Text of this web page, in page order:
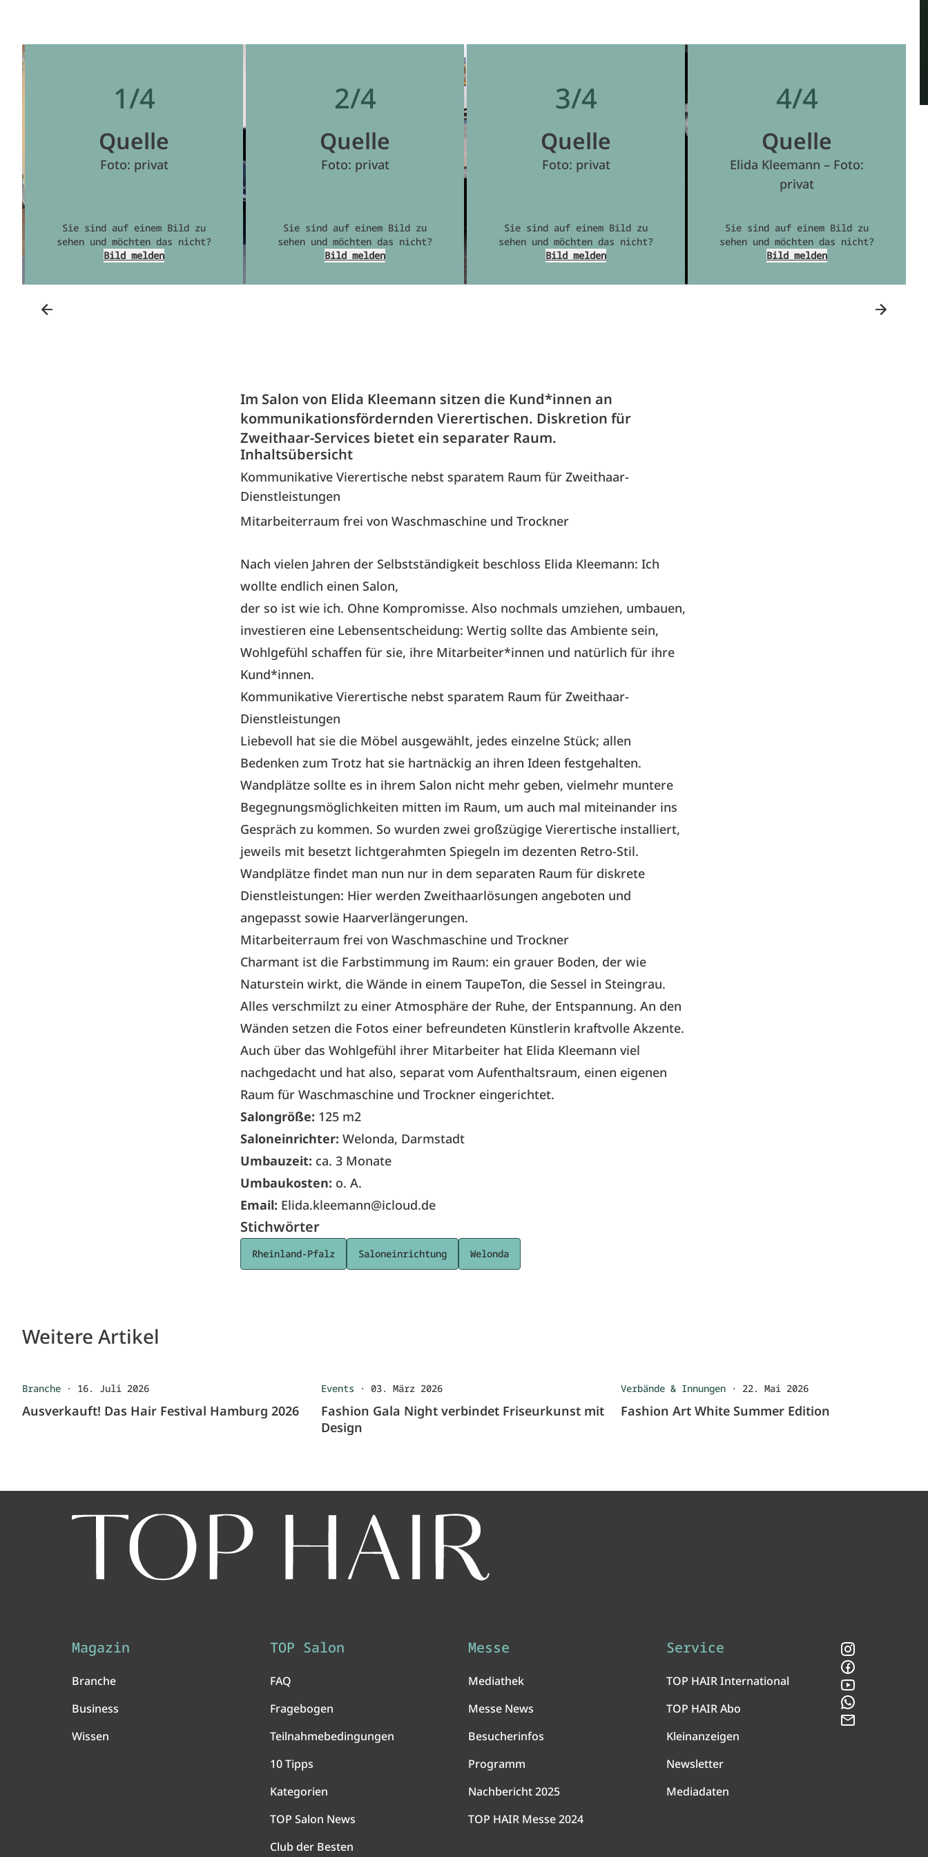
1/4
Quelle
Foto: privat
Sie sind auf einem Bild zu
sehen und möchten das nicht?
Bild melden
2/4
Quelle
Foto: privat
Sie sind auf einem Bild zu
sehen und möchten das nicht?
Bild melden
3/4
Quelle
Foto: privat
Sie sind auf einem Bild zu
sehen und möchten das nicht?
Bild melden
4/4
Quelle
Elida Kleemann – Foto:
privat
Sie sind auf einem Bild zu
sehen und möchten das nicht?
Bild melden
Im Salon von Elida Kleemann sitzen die Kund*innen an
kommunikationsfördernden Vierertischen. Diskretion für
Zweithaar-Services bietet ein separater Raum.
Inhaltsübersicht
Kommunikative Vierertische nebst sparatem Raum für Zweithaar-
Dienstleistungen
Mitarbeiterraum frei von Waschmaschine und Trockner
Nach vielen Jahren der Selbstständigkeit beschloss Elida Kleemann: Ich
wollte endlich einen Salon,
der so ist wie ich. Ohne Kompromisse. Also nochmals umziehen, umbauen,
investieren eine Lebensentscheidung: Wertig sollte das Ambiente sein,
Wohlgefühl schaffen für sie, ihre Mitarbeiter*innen und natürlich für ihre
Kund*innen.
Kommunikative Vierertische nebst sparatem Raum für Zweithaar-
Dienstleistungen
Liebevoll hat sie die Möbel ausgewählt, jedes einzelne Stück; allen
Bedenken zum Trotz hat sie hartnäckig an ihren Ideen festgehalten.
Wandplätze sollte es in ihrem Salon nicht mehr geben, vielmehr muntere
Begegnungsmöglichkeiten mitten im Raum, um auch mal miteinander ins
Gespräch zu kommen. So wurden zwei großzügige Vierertische installiert,
jeweils mit besetzt lichtgerahmten Spiegeln im dezenten Retro-Stil.
Wandplätze findet man nun nur in dem separaten Raum für diskrete
Dienstleistungen: Hier werden Zweithaarlösungen angeboten und
angepasst sowie Haarverlängerungen.
Mitarbeiterraum frei von Waschmaschine und Trockner
Charmant ist die Farbstimmung im Raum: ein grauer Boden, der wie
Naturstein wirkt, die Wände in einem TaupeTon, die Sessel in Steingrau.
Alles verschmilzt zu einer Atmosphäre der Ruhe, der Entspannung. An den
Wänden setzen die Fotos einer befreundeten Künstlerin kraftvolle Akzente.
Auch über das Wohlgefühl ihrer Mitarbeiter hat Elida Kleemann viel
nachgedacht und hat also, separat vom Aufenthaltsraum, einen eigenen
Raum für Waschmaschine und Trockner eingerichtet.
Salongröße: 125 m2
Saloneinrichter: Welonda, Darmstadt
Umbauzeit: ca. 3 Monate
Umbaukosten: o. A.
Email: Elida.kleemann@icloud.de
Stichwörter
Rheinland-Pfalz Saloneinrichtung Welonda
Weitere Artikel
Branche · 16. Juli 2026
Ausverkauft! Das Hair Festival Hamburg 2026
Events ·03. März 2026
Fashion Gala Night verbindet Friseurkunst mit
Design
Verbände & Innungen· 22. Mai 2026
Fashion Art White Summer Edition
Magazin
Branche
Business
Wissen
TOP Salon
FAQ
Fragebogen
Teilnahmebedingungen
10 Tipps
Kategorien
TOP Salon News
Club der Besten
Messe
Mediathek
Messe News
Besucherinfos
Programm
Nachbericht 2025
TOP HAIR Messe 2024
Service
TOP HAIR International
TOP HAIR Abo
Kleinanzeigen
Newsletter
Mediadaten